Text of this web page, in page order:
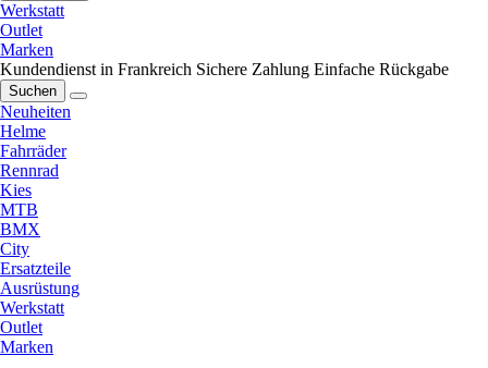
Werkstatt
Outlet
Marken
Kundendienst in Frankreich Sichere Zahlung Einfache Rückgabe
Suchen
Neuheiten
Helme
Fahrräder
Rennrad
Kies
MTB
BMX
City
Ersatzteile
Ausrüstung
Werkstatt
Outlet
Marken